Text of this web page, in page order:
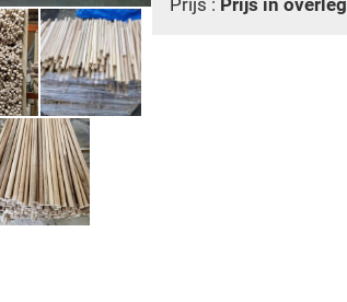
Prijs : Prijs in overleg